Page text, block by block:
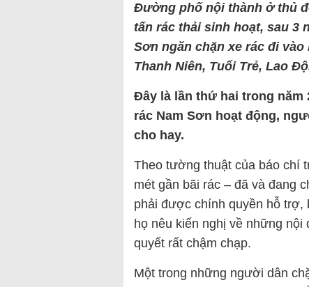
Đường phố nội thành ở thủ
tấn rác thải sinh hoạt, sau 3
Sơn ngăn chặn xe rác đi
Thanh Niên, Tuổi Trẻ, Lao
Đây là lần thứ hai trong năm
rác Nam Sơn hoạt động,
cho hay.
Theo tường thuật của báo chí
mét gần bãi rác – đã và đang
phải được chính quyền hỗ
họ nêu kiến nghị về những
quyết rất chậm chạp.
Một trong những người dân